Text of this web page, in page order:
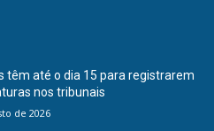
têm até o dia 15 para registrarem
nos tribunais
de 2026